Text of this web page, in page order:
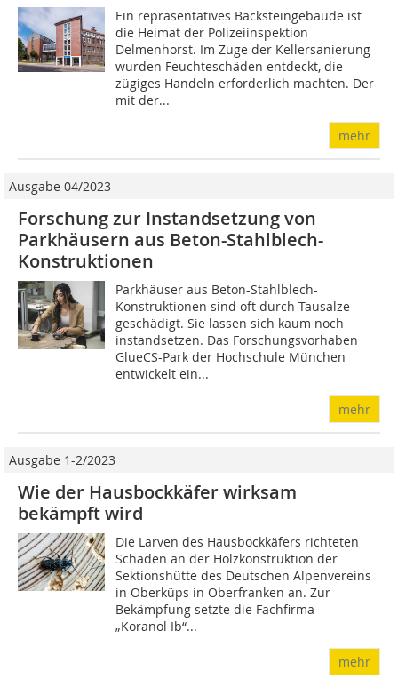
Ein repräsentatives Backsteingebäude ist
die Heimat der Polizeiinspektion
Delmenhorst. Im Zuge der Kellersanierung
wurden Feuchteschäden entdeckt, die
zügiges Handeln erforderlich machten. Der
mit der...
mehr
Ausgabe 04/2023
Forschung zur Instandsetzung von
Parkhäusern aus Beton-Stahlblech-
Konstruktionen
Parkhäuser aus Beton-Stahlblech-
Konstruktionen sind oft durch Tausalze
geschädigt. Sie lassen sich kaum noch
instandsetzen. Das Forschungsvorhaben
GlueCS-Park der Hochschule München
entwickelt ein...
mehr
Ausgabe 1-2/2023
Wie der Hausbockkäfer wirksam
bekämpft wird
Die Larven des Hausbockkäfers richteten
Schaden an der Holzkonstruktion der
Sektionshütte des Deutschen Alpenvereins
in Oberküps in Oberfranken an. Zur
Bekämpfung setzte die Fachfirma
„Koranol Ib“...
mehr